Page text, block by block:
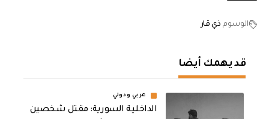
الوسوم ذي قار
قد يهمك أيضا
عربي ودولي
الداخلية السورية: مقتل شخصين